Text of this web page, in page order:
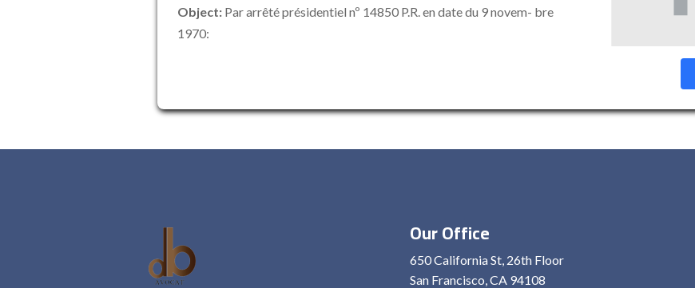
Object: Par arrêté présidentiel nº 14850 P.R. en date du 9 novem- bre
1970:
Our Office
650 California St, 26th Floor
San Francisco, CA 94108